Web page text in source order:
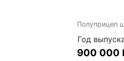
Полуприцеп
Год
900 000